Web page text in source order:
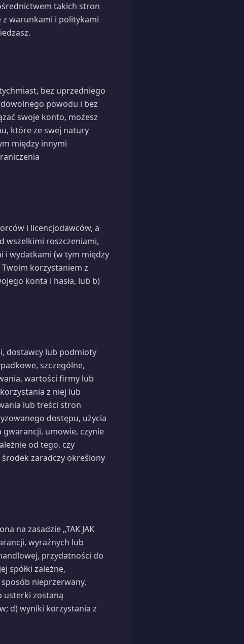
takich stron
z warunkami i politykami
bez uprzedniego
powodu i bez
swoje konto, możesz
które ze swej natury
między innymi
i licencjodawców, a
wszelkimi roszczeniami,
i wydatkami (w tym między
korzystaniem z
konta i hasła, lub b)
dostawcy lub podmioty
szczególne,
wartości firmy lub
z niej lub
lub treści stron
dostępu, użycia
umowie, czynie
od tego, czy
zaradczy określony
na zasadzie „TAK JAK
wyraźnych lub
przydatności do
spółki zależne,
nieprzerwany,
usterki zostaną
d) wyniki korzystania z